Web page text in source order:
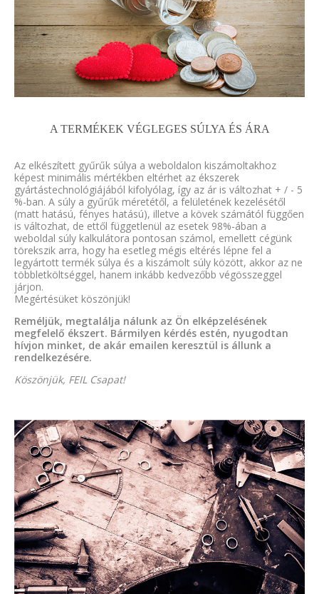
A TERMÉKEK VÉGLEGES SÚLYA ÉS ÁRA
Az elkészített gyűrűk súlya a weboldalon kiszámoltakhoz
képest minimális mértékben eltérhet az ékszerek
gyártástechnológiájából kifolyólag, így az ár is változhat + / - 5
%-ban. A súly a gyűrűk méretétől, a felületének kezelésétől
(matt hatású, fényes hatású), illetve a kövek számától függően
is változhat, de ettől függetlenül az esetek 98%-ában a
weboldal súly kalkulátora pontosan számol, emellett cégünk
törekszik arra, hogy ha esetleg mégis eltérés lépne fel a
legyártott termék súlya és a kiszámolt súly között, akkor az ne
többletköltséggel, hanem inkább kedvezőbb végösszeggel
járjon.
Megértésüket köszönjük!
Reméljük, megtalálja nálunk az Ön elképzelésének
megfelelő ékszert. Bármilyen kérdés estén, nyugodtan
hívjon minket, de akár emailen keresztül is állunk a
rendelkezésére.
Köszönjük, FEIL Csapat!